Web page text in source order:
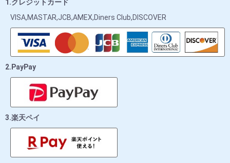
1.クレジットカード
VISA,MASTAR,JCB,AMEX,Diners Club,DISCOVER
2.PayPay
3.楽天ペイ